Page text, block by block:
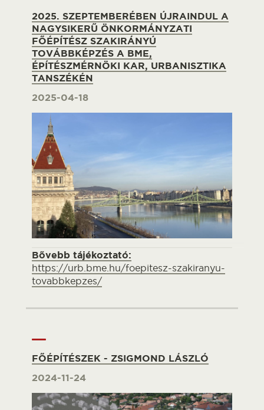
2025. SZEPTEMBERÉBEN ÚJRAINDUL A
NAGYSIKERŰ ÖNKORMÁNYZATI
FŐÉPÍTÉSZ SZAKIRÁNYÚ
TOVÁBBKÉPZÉS A BME,
ÉPÍTÉSZMÉRNÖKI KAR, URBANISZTIKA
TANSZÉKÉN
2025-04-18
Bővebb tájékoztató:
https://urb.bme.hu/foepitesz-szakiranyu-
tovabbkepzes/
FŐÉPÍTÉSZEK - ZSIGMOND LÁSZLÓ
2024-11-24